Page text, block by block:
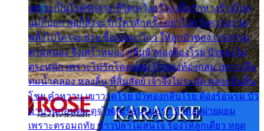
เพราะเป็นโรครักจาง ชีวิตเคว้งคว้าง เมื่อรักห่างร้างไกล
แม่ก็บอก พ่อก็สั่งจะรักใครสักครั้ง อย่าไปหวังความรวย
พลั้งไปใครจะช่วย ซื้อเปลมาไกว ให้ลูกบัวทอง เวรกรรม
ตามสนอง จึงเศร้าหมอง กลีบบัวทองต้องโรย บัวทองไม่
ตระหนัก เพราะไม่รักโคลนตม บัวทองท้องกลม เพราะลืม
ตมน้ำคลอง หลงลิ้น ที่สิ้นสัตย์ เจ้าจึงไม่ระมัด หลงกลิ่นลิ้น
โชย คำหวาน เขาวาดโรย บัวทองกลีบโรย ต้องร้อนรุม บัว
มาบานก่อนตูม ดุจไฟสุมร้อนรุมอุรา บัวทองผ่ายผอม
เพราะตรอมฤทัย ข้าวปลาไม่สนใจ ร้องไห้ลูกเดียว หยุด